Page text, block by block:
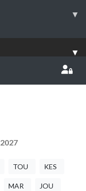
▾
▾
2027
TOU KES
MAR JOU